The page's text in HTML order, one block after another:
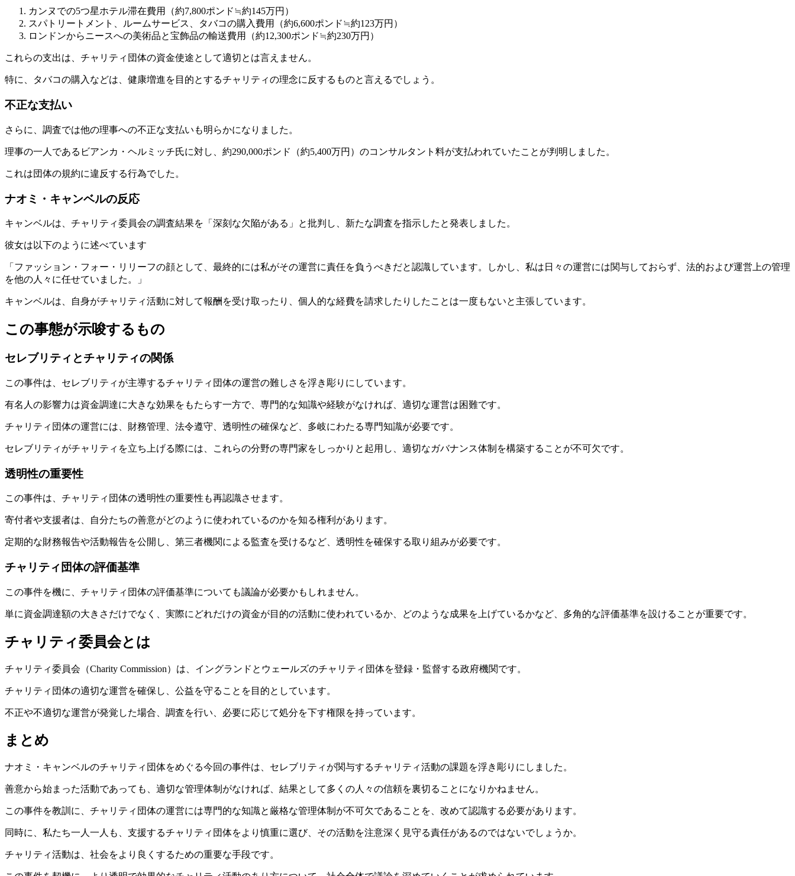
カンヌでの5つ星ホテル滞在費用（約7,800ポンド≒約145万円）
スパトリートメント、ルームサービス、タバコの購入費用（約6,600ポンド≒約123万円）
ロンドンからニースへの美術品と宝飾品の輸送費用（約12,300ポンド≒約230万円）
これらの支出は、チャリティ団体の資金使途として適切とは言えません。
特に、タバコの購入などは、健康増進を目的とするチャリティの理念に反するものと言えるでしょう。
不正な支払い
さらに、調査では他の理事への不正な支払いも明らかになりました。
理事の一人であるビアンカ・ヘルミッチ氏に対し、約290,000ポンド（約5,400万円）のコンサルタント料が支払われていたことが判明しました。
これは団体の規約に違反する行為でした。
ナオミ・キャンベルの反応
キャンベルは、チャリティ委員会の調査結果を「深刻な欠陥がある」と批判し、新たな調査を指示したと発表しました。
彼女は以下のように述べています
「ファッション・フォー・リリーフの顔として、最終的には私がその運営に責任を負うべきだと認識しています。しかし、私は日々の運営には関与しておらず、法的および運営上の管理
を他の人々に任せていました。」
キャンベルは、自身がチャリティ活動に対して報酬を受け取ったり、個人的な経費を請求したりしたことは一度もないと主張しています。
この事態が示唆するもの
セレブリティとチャリティの関係
この事件は、セレブリティが主導するチャリティ団体の運営の難しさを浮き彫りにしています。
有名人の影響力は資金調達に大きな効果をもたらす一方で、専門的な知識や経験がなければ、適切な運営は困難です。
チャリティ団体の運営には、財務管理、法令遵守、透明性の確保など、多岐にわたる専門知識が必要です。
セレブリティがチャリティを立ち上げる際には、これらの分野の専門家をしっかりと起用し、適切なガバナンス体制を構築することが不可欠です。
透明性の重要性
この事件は、チャリティ団体の透明性の重要性も再認識させます。
寄付者や支援者は、自分たちの善意がどのように使われているのかを知る権利があります。
定期的な財務報告や活動報告を公開し、第三者機関による監査を受けるなど、透明性を確保する取り組みが必要です。
チャリティ団体の評価基準
この事件を機に、チャリティ団体の評価基準についても議論が必要かもしれません。
単に資金調達額の大きさだけでなく、実際にどれだけの資金が目的の活動に使われているか、どのような成果を上げているかなど、多角的な評価基準を設けることが重要です。
チャリティ委員会とは
チャリティ委員会（Charity Commission）は、イングランドとウェールズのチャリティ団体を登録・監督する政府機関です。
チャリティ団体の適切な運営を確保し、公益を守ることを目的としています。
不正や不適切な運営が発覚した場合、調査を行い、必要に応じて処分を下す権限を持っています。
まとめ
ナオミ・キャンベルのチャリティ団体をめぐる今回の事件は、セレブリティが関与するチャリティ活動の課題を浮き彫りにしました。
善意から始まった活動であっても、適切な管理体制がなければ、結果として多くの人々の信頼を裏切ることになりかねません。
この事件を教訓に、チャリティ団体の運営には専門的な知識と厳格な管理体制が不可欠であることを、改めて認識する必要があります。
同時に、私たち一人一人も、支援するチャリティ団体をより慎重に選び、その活動を注意深く見守る責任があるのではないでしょうか。
チャリティ活動は、社会をより良くするための重要な手段です。